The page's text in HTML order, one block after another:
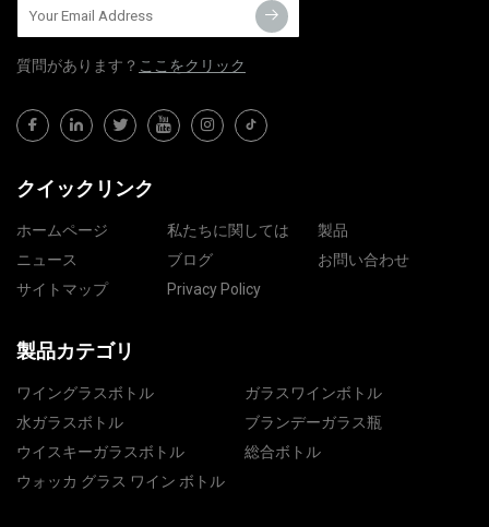
質問​​があります？ ここをクリック
クイックリンク
ホームページ 私たちに関しては
製品
ニュース
ブログ
お問い合わせ
サイトマップ
Privacy Policy
製品カテゴリ
ワイングラスボトル
ガラスワインボトル
水ガラスボトル
ブランデーガラス瓶
ウイスキーガラスボトル
総合ボトル
ウォッカ グラス ワイン ボトル